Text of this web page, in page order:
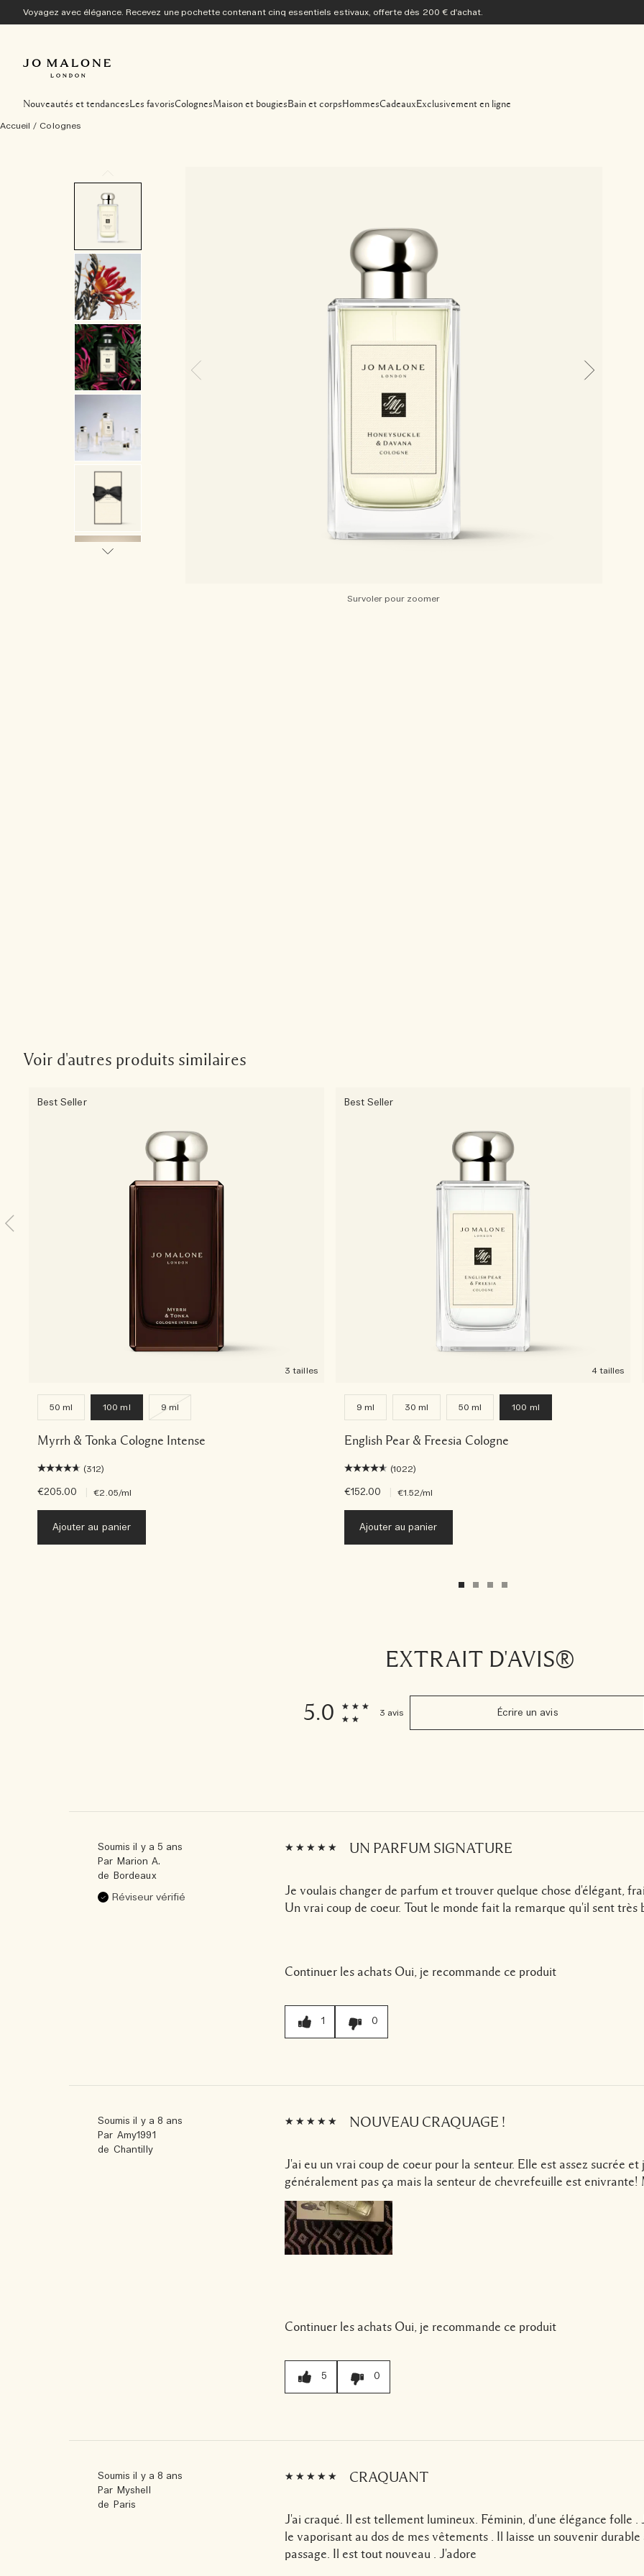
Voyagez avec élégance. Recevez une pochette contenant cinq essentiels estivaux, offerte dès 200 € d'achat.
Nouveautés et tendancesLes favorisColognesMaison et bougiesBain et corpsHommesCadeaux Exclusivement en ligne
Accueil / Colognes
Survoler pour zoomer
Voir d'autres produits similaires
Best Seller
3 tailles
50 ml 100 ml 9 ml
Myrrh & Tonka Cologne Intense
(312)
€205.00 €2.05/ml
Ajouter au panier
Best Seller
4 tailles
9 ml 30 ml 50 ml 100 ml
English Pear & Freesia Cologne
(1022)
€152.00 €1.52/ml
Ajouter au panier
EXTRAIT D'AVIS®
5.0 3 avis Écrire un avis
UN PARFUM SIGNATURE
Soumisil y a 5 ans
Par Marion A.
de Bordeaux
Réviseur vérifié
Je voulais changer de parfum et trouver quelque chose d'élégant,
Un vrai coup de coeur. Tout le monde fait la remarque qu'il sent très
Continuer les achats Oui, je recommande ce produit
1 0
NOUVEAU CRAQUAGE !
Soumisil y a 8 ans
Par Amy1991
de Chantilly
J'ai eu un vrai coup de coeur pour la senteur. Elle est assez sucrée et
généralement pas ça mais la senteur de chevrefeuille est enivrante!
Continuer les achats Oui, je recommande ce produit
5 0
CRAQUANT
Soumisil y a 8 ans
Par Myshell
de Paris
J'ai craqué. Il est tellement lumineux. Féminin, d'une élégance folle .
le vaporisant au dos de mes vêtements . Il laisse un souvenir durable
passage. Il est tout nouveau . J'adore